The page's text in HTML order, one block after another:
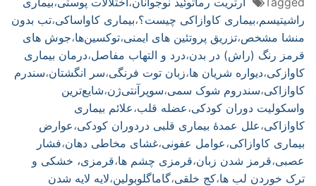
راشیتیسم،بیماری کاوازاکی چیست؟،بیماری کاواساکی،تب بدون
منشا مشخص،تزریق پروتئین های ایمنی،توکسین‌ها،جوش های
قرمز رنگ (راش) در بدن،درد و التهاب مفاصل،درمان بیماری
کاوازکی،دیواره شریان ها،زبان توت فرنگی،سر انگشتان،سندرم
کاوازاکی،سندروم شوک سمی،سوپرآنتی‌ژن‌،شایع‌ترین
واسکولیت دوران کودکی،عضله قلب،علائم بیماری
کاوازاکی،علل عمدهٔ بیماری قلبی دردوران کودکی،عوارض
بیماری کاوازاکی،عوامل عفونی،غشای مخاطی دهان،فشار
عصبی،قرمز شدن زبان،قرمزی چشم ها،قرمزی، خشکی و
ترک خوردن لب ها،کج خلقی،گاماگلوبولین،لایه لایه شدن